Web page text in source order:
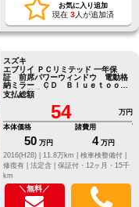
お気に入り追加
現在 3人が追加済
スズキ
エブリイ ＰＣリミテッド 一年保
証 前席パワーウィンドウ 電動格
納ミラー ＣＤ Ｂｌｕｅｔｏｏｔ
ｈ 盗難防止システム
支払総額
54
万円
本体価格
50 万円
諸費用
4 万円
2016(H28) |
11.8万km |
検車検整備付 |
修復有 | 法定含 | 保証付・12ヶ月・15千
km
＼無料／